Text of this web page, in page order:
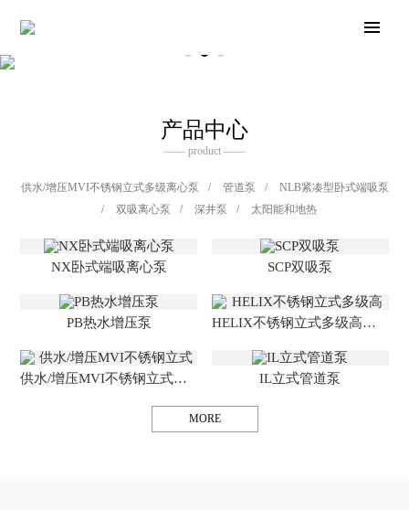
产品中心
—— product ——
供水/增压MVI不锈钢立式多级离心泵 / 管道泵 /
NLB紧凑型卧式端吸泵
/
双吸离心泵 / 深井泵 / 太阳能和地热
NX卧式端吸离心泵 SCP双吸泵
PB热水增压泵 HELIX不锈钢立式多级高效离心泵
供水/增压MVI不锈钢立式多级离心泵 IL立式管道泵
MORE